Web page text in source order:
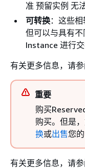
准 预留实例 无
可转换：这些
但可以与具有
Instance 进行
有关更多信息，请参
重要
购买
购买。但是
换或出售您
有关更多信息，请参